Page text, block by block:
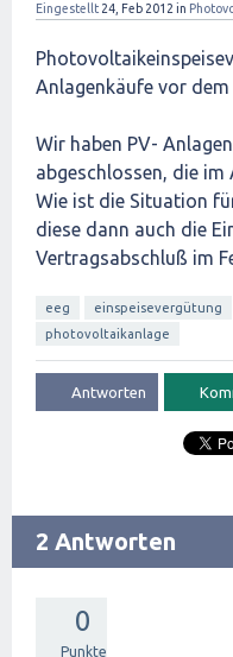
Eingestellt 24, Feb 2012 in
Anlagenkäufe vor dem
Wir haben PV-
abgeschlossen, die
Wie ist die Situation
diese dann auch die
Vertragsabschluß im
eeg einspeisevergütung
photovoltaikanlage
2 Antworten
0
Punkte